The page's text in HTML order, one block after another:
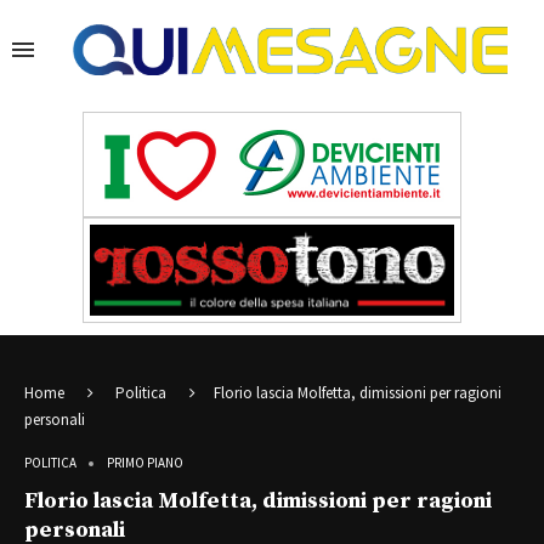
Home Politica
Florio lascia Molfetta, dimissioni per ragioni
personali
POLITICA PRIMO PIANO
Florio lascia Molfetta, dimissioni per ragioni
personali